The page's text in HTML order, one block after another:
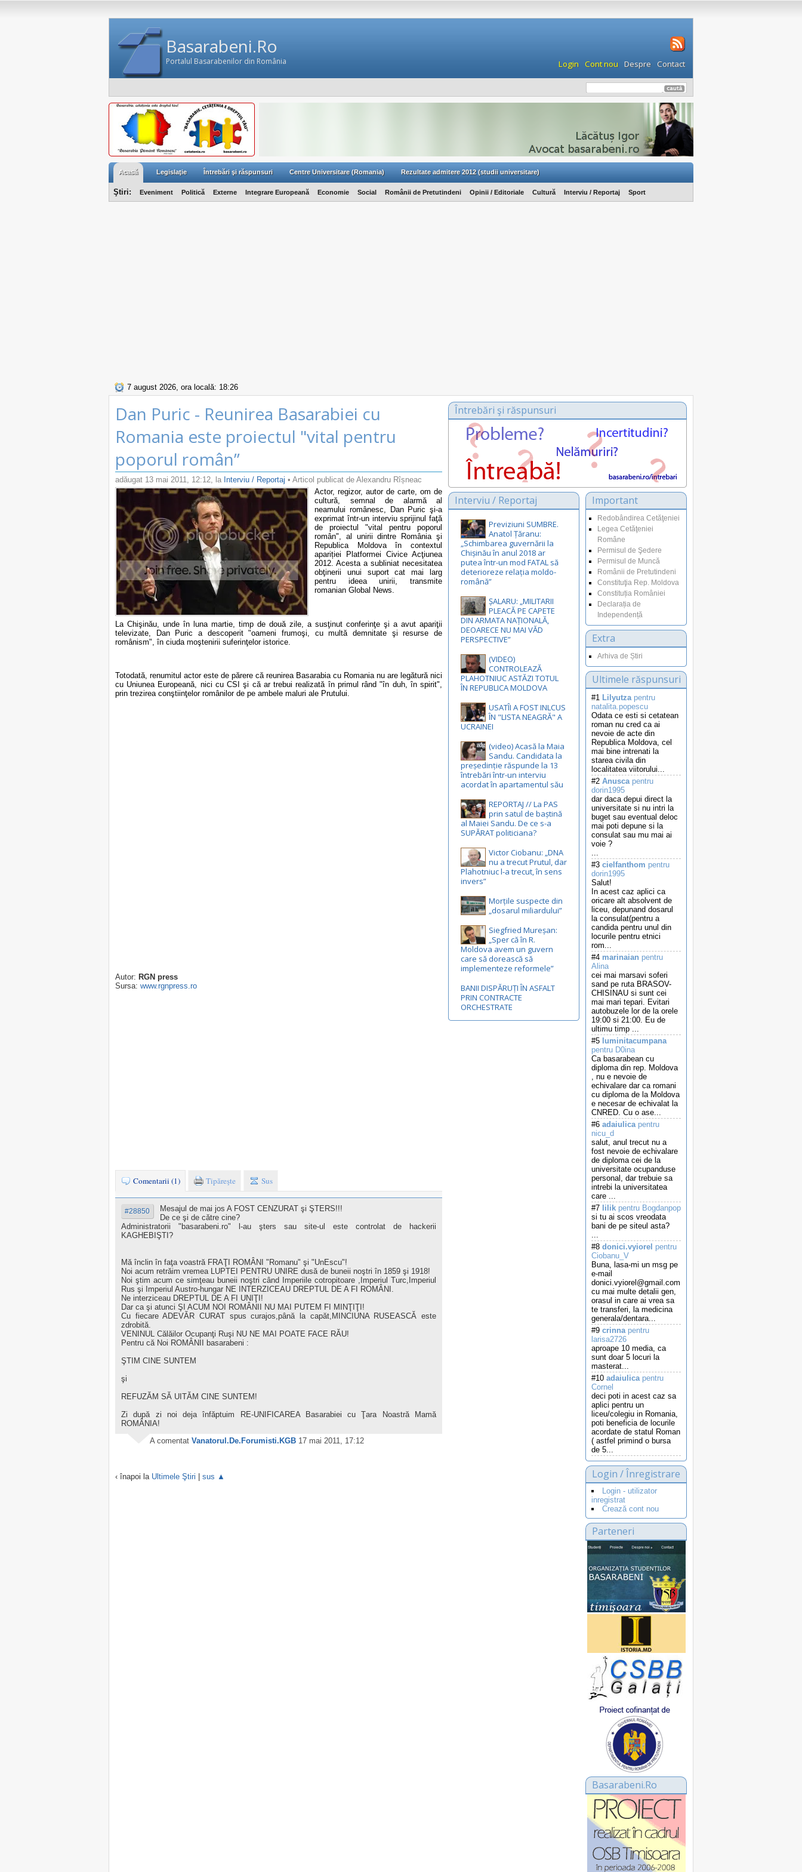
Basarabeni.Ro
Portalul Basarabenilor din România Login Cont nou Despre Contact
Acasă Legislaţie Întrebări şi răspunsuri Centre Universitare (Romania) Rezultate admitere 2012 (studii universitare)
Ştiri: Eveniment Politică Externe Integrare Europeană Economie Social Românii de Pretutindeni Opinii / Editoriale Cultură Interviu / Reportaj Sport
7 august 2026, ora locală: 18:26
Dan Puric - Reunirea Basarabiei cu
Romania este proiectul "vital pentru
poporul român”
adăugat 13 mai 2011, 12:12, la Interviu / Reportaj • Articol publicat de Alexandru Rîșneac
Actor, regizor, autor de carte, om de
cultură, semnal de alarmă al
neamului românesc, Dan Puric şi-a
exprimat într-un interviu sprijinul faţă
de proiectul "vital pentru poporul
român", al unirii dintre România şi
Republica Moldova în contextul
apariției Platformei Civice Acţiunea
2012. Acesta a subliniat necesitatea
obţinerii unui suport cat mai larg
pentru ideea unirii, transmite
romanian Global News.
La Chişinău, unde în luna martie, timp de două zile, a susţinut conferinţe şi a avut apariţii
televizate, Dan Puric a descoperit "oameni frumoşi, cu multă demnitate şi resurse de
românism", în ciuda moştenirii suferinţelor istorice.
Totodată, renumitul actor este de părere că reunirea Basarabia cu Romania nu are legătură nici
cu Uniunea Europeană, nici cu CSI şi că ar trebui realizată în primul rând "în duh, în spirit",
prin trezirea conştiinţelor românilor de pe ambele maluri ale Prutului.
Autor: RGN press
Sursa: www.rgnpress.ro
Comentarii (1) Tipăreşte Sus
#28850
Mesajul de mai jos A FOST CENZURAT şi ŞTERS!!!
De ce şi de către cine?
Administratorii "basarabeni.ro" l-au şters sau site-ul este controlat de hackerii
KAGHEBIŞTI?
Mă înclin în faţa voastră FRAŢI ROMÂNI "Romanu" şi "UnEscu"!
Noi acum retrăim vremea LUPTEI PENTRU UNIRE dusă de buneii noştri în 1859 şi 1918!
Noi ştim acum ce simţeau buneii noştri când Imperiile cotropitoare ,Imperiul Turc,Imperiul
Rus şi Imperiul Austro-hungar NE INTERZICEAU DREPTUL DE A FI ROMÂNI.
Ne interziceau DREPTUL DE A FI UNIŢI!
Dar ca şi atunci ŞI ACUM NOI ROMÂNII NU MAI PUTEM FI MINŢIŢI!
Cu fiecare ADEVĂR CURAT spus curajos,până la capăt,MINCIUNA RUSEASCĂ este
zdrobită.
VENINUL Călăilor Ocupanţi Ruşi NU NE MAI POATE FACE RĂU!
Pentru că Noi ROMÂNII basarabeni :
ŞTIM CINE SUNTEM
şi
REFUZĂM SĂ UITĂM CINE SUNTEM!
Zi după zi noi deja înfăptuim RE-UNIFICAREA Basarabiei cu Ţara Noastră Mamă
ROMÂNIA!
A comentat Vanatorul.De.Forumisti.KGB 17 mai 2011, 17:12
‹ înapoi la Ultimele Ştiri | sus ▲
Întrebări şi răspunsuri
Important
Redobândirea Cetăţeniei
Legea Cetăţeniei
Române
Permisul de Şedere
Permisul de Muncă
Românii de Pretutindeni
Constituţia Rep. Moldova
Constituția României
Declarația de
Independență
Extra
Arhiva de Știri
Ultimele răspunsuri
#1 Lilyutzapentru
natalita.popescu
Odata ce esti si cetatean
roman nu cred ca ai
nevoie de acte din
Republica Moldova, cel
mai bine intrenati la
starea civila din
localitatea viitorului...
#2 Anuscapentru
dorin1995
dar daca depui direct la
universitate si nu intri la
buget sau eventual deloc
mai poti depune si la
consulat sau mu mai ai
voie ?
...
#3 cielfanthom pentru
dorin1995
Salut!
In acest caz aplici ca
oricare alt absolvent de
liceu, depunand dosarul
la consulat(pentru a
candida pentru unul din
locurile pentru etnici
rom...
#4 marinaian pentru
Alina
cei mai marsavi soferi
sand pe ruta BRASOV-
CHISINAU si sunt cei
mai mari tepari. Evitari
autobuzele lor de la orele
19:00 si 21:00. Eu de
ultimu timp ...
#5 luminitacumpana
pentru D0ina
Ca basarabean cu
diploma din rep. Moldova
, nu e nevoie de
echivalare dar ca romani
cu diploma de la Moldova
e necesar de echivalat la
CNRED. Cu o ase...
#6 adaiulicapentru
nicu_d
salut, anul trecut nu a
fost nevoie de echivalare
de diploma cei de la
universitate ocupanduse
personal, dar trebuie sa
intrebi la universitatea
care ...
#7 lilik pentru Bogdanpop
si tu ai scos vreodata
bani de pe siteul asta?
...
#8 donici.vyiorel pentru
Ciobanu_V
Buna, lasa-mi un msg pe
e-mail
donici.vyiorel@gmail.com
cu mai multe detalii gen,
orasul in care ai vrea sa
te transferi, la medicina
generala/dentara...
#9 crinnapentru
larisa2726
aproape 10 media, ca
sunt doar 5 locuri la
masterat...
#10 adaiulicapentru
Cornel
deci poti in acest caz sa
aplici pentru un
liceu/colegiu in Romania,
poti beneficia de locurile
acordate de statul Roman
( astfel primind o bursa
de 5...
Login / Înregistrare
Login - utilizator
inregistrat
Crează cont nou
Parteneri
Basarabeni.Ro
Interviu / Reportaj
Previziuni SUMBRE.
Anatol Țăranu:
„Schimbarea guvernării la
Chișinău în anul 2018 ar
putea într-un mod FATAL să
deterioreze relația moldo-
română”
ȘALARU: „MILITARII
PLEACĂ PE CAPETE
DIN ARMATA NAȚIONALĂ,
DEOARECE NU MAI VĂD
PERSPECTIVE”
(VIDEO)
CONTROLEAZĂ
PLAHOTNIUC ASTĂZI TOTUL
ÎN REPUBLICA MOLDOVA
USATÎI A FOST INLCUS
ÎN "LISTA NEAGRĂ" A
UCRAINEI
(video) Acasă la Maia
Sandu. Candidata la
președinție răspunde la 13
întrebări într-un interviu
acordat în apartamentul său
REPORTAJ // La PAS
prin satul de baștină
al Maiei Sandu. De ce s-a
SUPĂRAT politiciana?
Victor Ciobanu: „DNA
nu a trecut Prutul, dar
Plahotniuc l-a trecut, în sens
invers”
Morțile suspecte din
„dosarul miliardului”
Siegfried Mureșan:
„Sper că în R.
Moldova avem un guvern
care să dorească să
implementeze reformele”
BANII DISPĂRUȚI ÎN ASFALT
PRIN CONTRACTE
ORCHESTRATE